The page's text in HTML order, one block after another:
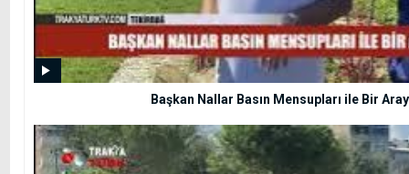
Başkan Nallar Basın Mensupları ile Bir